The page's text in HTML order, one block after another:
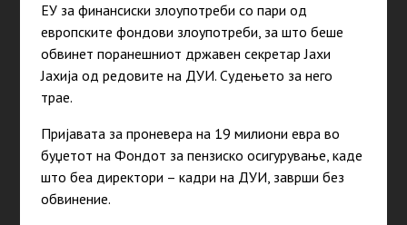
ЕУ за финансиски злоупотреби со пари од
европските фондови злоупотреби, за што беше
обвинет поранешниот државен секретар Јахи
Јахија од редовите на ДУИ. Судењето за него
трае.
Пријавата за проневера на 19 милиони евра во
буџетот на Фондот за пензиско осигурување, каде
што беа директори – кадри на ДУИ, заврши без
обвинение.